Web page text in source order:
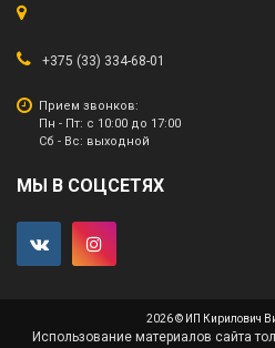
+375 (33) 334-68-01
Прием звонков:
Пн - Пт: с 10:00 до 17:00
Сб - Вс: выходной
МЫ В СОЦСЕТЯХ
2026 © ИП Кирилович
Использование материалов сайта